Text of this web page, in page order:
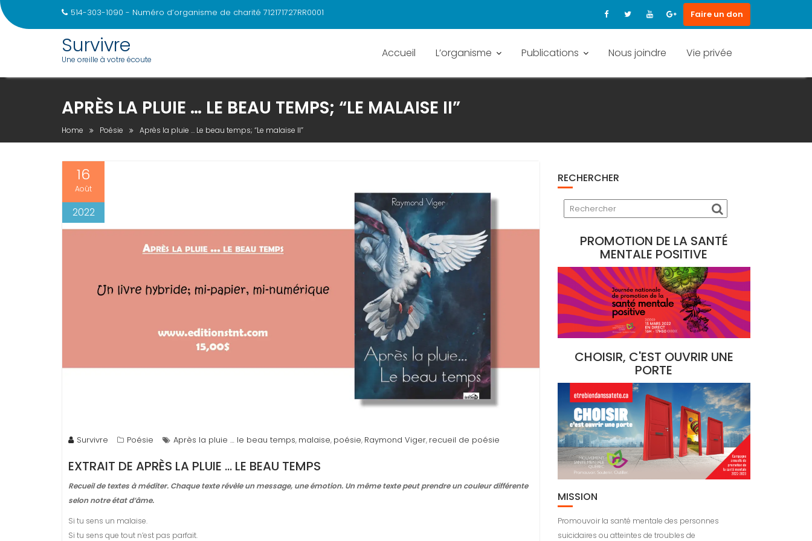
514-303-1090 - Numéro d’organisme de charité 712171727RR0001 Faire un don
Survivre
Une oreille à votre écoute Accueil L’organisme Publications Nous joindre Vie privée
APRÈS LA PLUIE … LE BEAU TEMPS; “LE MALAISE II”
Home Poésie Après la pluie … Le beau temps; “Le malaise II”
16
Août
2022
Survivre Poésie Après la pluie … le beau temps, malaise, poésie, Raymond Viger, recueil de poésie
EXTRAIT DE APRÈS LA PLUIE … LE BEAU TEMPS
Recueil de textes à méditer. Chaque texte révèle un message, une émotion. Un même texte peut prendre un couleur différente
selon notre état d’âme.
Si tu sens un malaise.
Si tu sens que tout n’est pas parfait.
RECHERCHER
PROMOTION DE LA SANTÉ
MENTALE POSITIVE
CHOISIR, C'EST OUVRIR UNE
PORTE
MISSION
Promouvoir la santé mentale des personnes
suicidaires ou atteintes de troubles de